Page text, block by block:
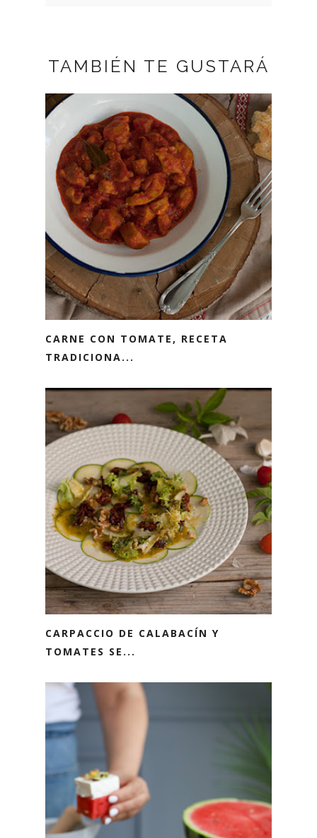
TAMBIÉN TE GUSTARÁ
CARNE CON TOMATE, RECETA
TRADICIONA...
CARPACCIO DE CALABACÍN Y
TOMATES SE...